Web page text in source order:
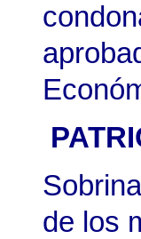
de los